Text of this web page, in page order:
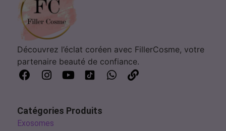
Découvrez l’éclat coréen avec FillerCosme, votre
partenaire beauté de confiance.
Catégories Produits
Exosomes